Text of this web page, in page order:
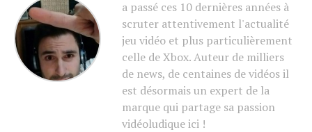
a passé ces 10 dernières années à
scruter attentivement l'actualité
jeu vidéo et plus particulièrement
celle de Xbox. Auteur de milliers
de news, de centaines de vidéos il
est désormais un expert de la
marque qui partage sa passion
vidéoludique ici !